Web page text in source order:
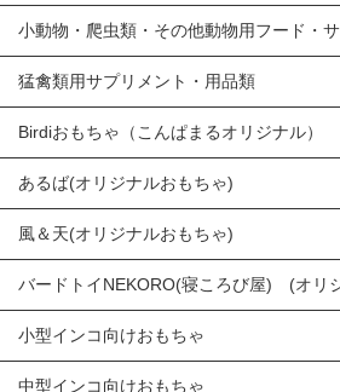
小動物・爬虫類・その他動物用フード・
猛禽類用サプリメント・用品類
Birdiおもちゃ（こんぱまるオリジナル）
あるば(オリジナルおもちゃ)
風＆天(オリジナルおもちゃ)
バードトイNEKORO(寝ころび屋) (オリ
小型インコ向けおもちゃ
中型インコ向けおもちゃ